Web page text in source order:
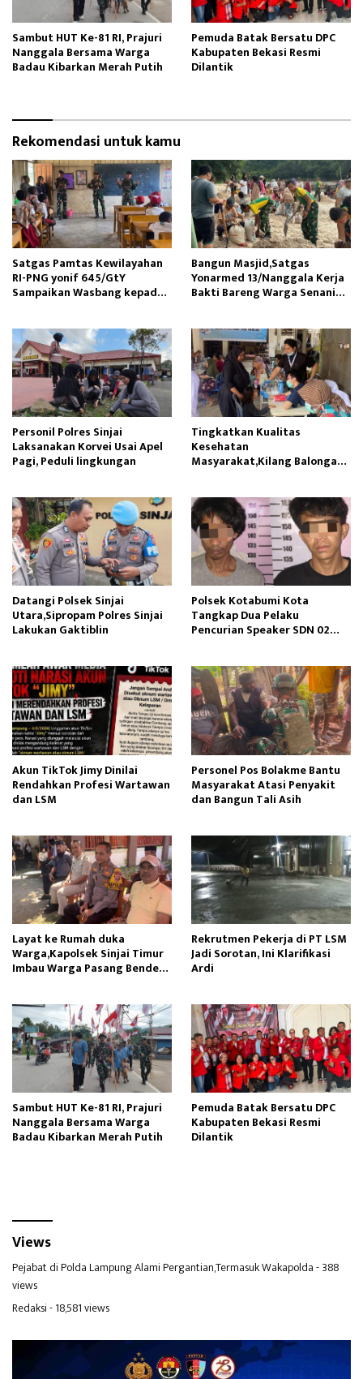
Sambut HUT Ke-81 RI, Prajuri
Nanggala Bersama Warga
Badau Kibarkan Merah Putih
Pemuda Batak Bersatu DPC
Kabupaten Bekasi Resmi
Dilantik
Rekomendasi untuk kamu
Satgas Pamtas Kewilayahan
RI-PNG yonif 645/GtY
Sampaikan Wasbang kepada
Bangun Masjid,Satgas
Yonarmed 13/Nanggala Kerja
Bakti Bareng Warga Senaning
Personil Polres Sinjai
Laksanakan Korvei Usai Apel
Pagi, Peduli lingkungan
Tingkatkan Kualitas
Kesehatan
Masyarakat,Kilang Balongan
Datangi Polsek Sinjai
Utara,Sipropam Polres Sinjai
Lakukan Gaktiblin
Polsek Kotabumi Kota
Tangkap Dua Pelaku
Pencurian Speaker SDN 02
Akun TikTok Jimy Dinilai
Rendahkan Profesi Wartawan
dan LSM
Personel Pos Bolakme Bantu
Masyarakat Atasi Penyakit
dan Bangun Tali Asih
Layat ke Rumah duka
Warga,Kapolsek Sinjai Timur
Imbau Warga Pasang Bendera
Rekrutmen Pekerja di PT LSM
Jadi Sorotan, Ini Klarifikasi
Ardi
Sambut HUT Ke-81 RI, Prajuri
Nanggala Bersama Warga
Badau Kibarkan Merah Putih
Pemuda Batak Bersatu DPC
Kabupaten Bekasi Resmi
Dilantik
Views
Pejabat di Polda Lampung Alami Pergantian,Termasuk Wakapolda- 388
views
Redaksi- 18,581 views